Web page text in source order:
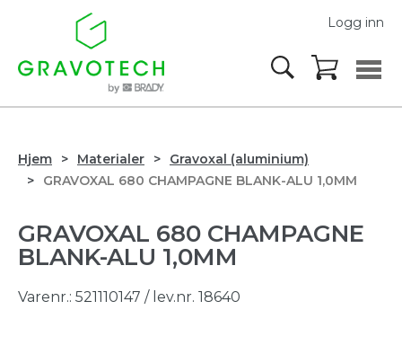
Logg inn
Hjem Materialer
Gravoxal (aluminium)
GRAVOXAL 680 CHAMPAGNE BLANK-ALU 1,0MM
GRAVOXAL 680 CHAMPAGNE
BLANK-ALU 1,0MM
Varenr.: 521110147 / lev.nr. 18640